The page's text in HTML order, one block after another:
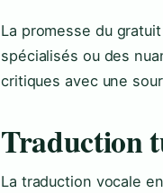
La promesse du
spécialisés ou des
critiques avec une
Traduction
La traduction vocale